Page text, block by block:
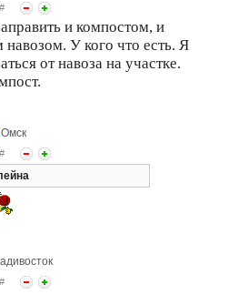
#
и компостом, и
У кого что есть. Я
от навоза на участке.
Омск
#
#